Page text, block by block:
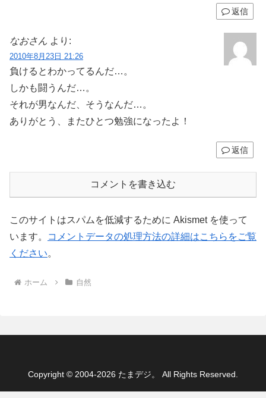
返信
なおさん より:
2010年8月23日 21:26
負けるとわかってるんだ…。
しかも闘うんだ…。
それが男なんだ、そうなんだ…。
ありがとう、またひとつ勉強になったよ！
返信
コメントを書き込む
このサイトはスパムを低減するために Akismet を使って
います。
コメントデータの処理方法の詳細はこちらをご覧
ください。
ホーム 自然
Copyright © 2004-2026 たまデジ。 All Rights Reserved.